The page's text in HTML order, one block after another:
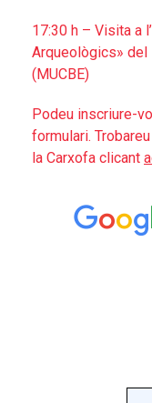
17:30 h – Visita a
Arqueològics»
(MUCBE)
Podeu inscriure-
formulari.
la Carxofa clicant